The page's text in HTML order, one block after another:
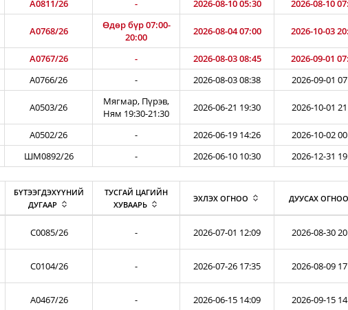
A0811/26 - 2026-08-10 05:30 2026-08-10
A0768/26
Өдөр бүр 07:00-
20:00
2026-08-04 07:00 2026-10-03
A0767/26 - 2026-08-03 08:45
2026-09-01
A0766/26 - 2026-08-03 08:38 2026-09-01
A0503/26
Мягмар, Пүрэв,
Ням 19:30-21:30
2026-06-21 19:30 2026-10-01
A0502/26 - 2026-06-19 14:26
2026-10-02
ШМ0892/26 - 2026-06-10 10:30
2026-12-31
БҮТЭЭГДЭХҮҮНИЙ
ДУГААР
ТУСГАЙ ЦАГИЙН
ХУВААРЬ
ЭХЛЭХ ОГНОО ДУУСАХ ОГНОО
C0085/26 - 2026-07-01 12:09 2026-08-30
C0104/26 - 2026-07-26 17:35 2026-08-09
A0467/26 - 2026-06-15 14:09 2026-09-15